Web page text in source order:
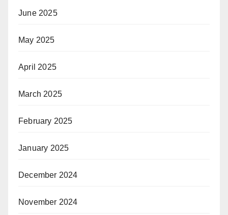
June 2025
May 2025
April 2025
March 2025
February 2025
January 2025
December 2024
November 2024